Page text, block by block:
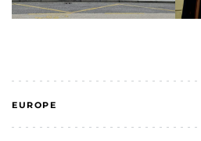
EUROPE